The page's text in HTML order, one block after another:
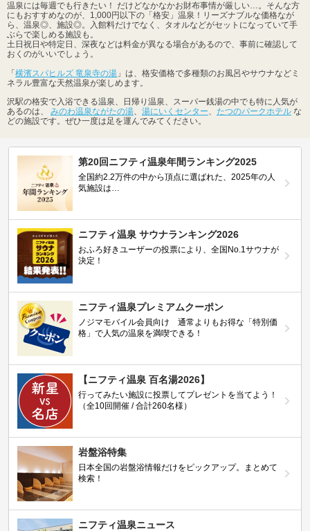
温泉には毎週でも行きたい！ だけどなかなかお財布事情が厳しい…。そんな方
にもおすすめなのが、1,000円以下の「格安」温泉！リーズナブルな価格なが
ら、温泉◎、施設◎。入館料だけでなく、タオルなどがセットになっていて手
ぶらで楽しめる施設も。
土日祝日や特定日、深夜などは料金が異なる場合があるので、事前に確認して
おくのがいいでしょう。
「 横濱スパヒルズ 竜泉寺の湯 」は、格安価格で多種類のお風呂やサウナなどミ
ネラル豊富な天然温泉が楽しめます。
沢駅の格安で入浴できる温泉、日帰り温泉、スーパー銭湯の中でも特に人気が
あるのは、 みのわ温泉ながたの湯、 湯にいくセンター、 たつのパークホテル な
どの施設です。ぜひ一度は足を運んでみてください。
第20回ニフティ温泉年間ランキング2025
全国約2.2万件の中から頂点に選ばれた、2025年の人
気施設は…
ニフティ温泉 サウナランキング2026
おふろ好きユーザーの投票により、全国No.1サウナが
決定！
ニフティ温泉プレミアムクーポン
ノジマモバイル会員向け 通常よりもお得な「特別価
格」で人気の温泉を満喫できる！
【ニフティ温泉 百名湯2026】
行ってみたい施設に投票してプレゼントを当てよう！
（全10回開催 / 合計260名様）
岩盤浴特集
日本全国の岩盤浴情報だけをピックアップ。まとめて
検索！
ニフティ温泉ニュース